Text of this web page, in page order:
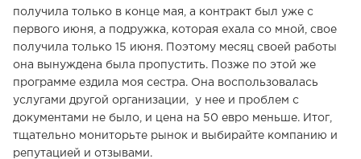
получила только в конце мая, а контракт был уже с
первого июня, а подружка, которая ехала со мной, свое
получила только 15 июня. Поэтому месяц своей работы
она вынуждена была пропустить. Позже по этой же
программе ездила моя сестра. Она воспользовалась
услугами другой организации, у нее и проблем с
документами не было, и цена на 50 евро меньше. Итог,
тщательно мониторьте рынок и выбирайте компанию и
репутацией и отзывами.